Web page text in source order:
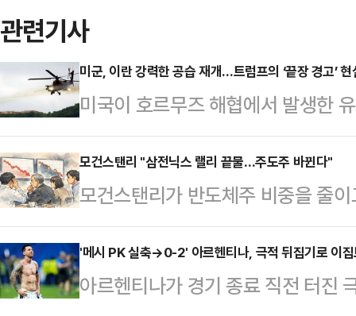
관련기사
미군, 이란 강력한 공습 재개…트럼프의 ‘끝장 경고’ 현
미국이 호르무즈 해협에서 발생한
습을 시작했다.미국 전쟁부(국방
면 미군은 7일(현지시간) 이란 남부
슬람혁명수비대(IRGC) 관련 군사
이번 공격은 전날 호르무즈 해협 인
을 받은 데 따른 보복 조치다.미군
유도무기를 동원해 여러 군사 목표
모건스탠리 "삼전닉스 랠리 끝물…주도주 바뀐다"
모건스탠리가 반도체주 비중을 줄
했다.인공지능(AI) 투자 확대의 최
로는 상승 동력을 상당 부분 소진
르면 모건스탠리는 최근 고객들에
'메시 PK 실축→0-2' 아르헨티나, 극적 뒤집기로 이
아르헨티나가 경기 종료 직전 터진